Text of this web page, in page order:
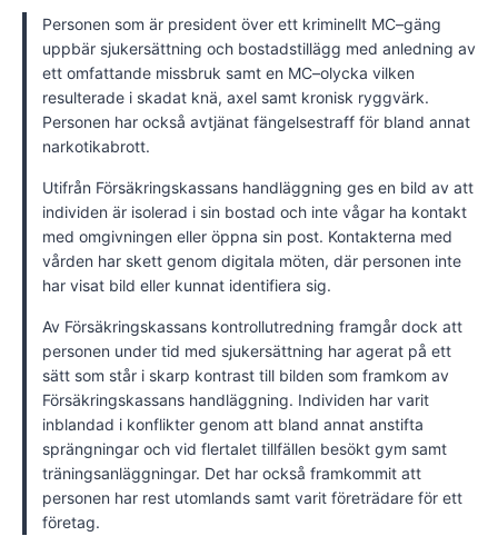
Personen som är president över ett kriminellt MC–gäng
uppbär sjukersättning och bostadstillägg med anledning av
ett omfattande missbruk samt en MC–olycka vilken
resulterade i skadat knä, axel samt kronisk ryggvärk.
Personen har också avtjänat fängelsestraff för bland annat
narkotikabrott.
Utifrån Försäkringskassans handläggning ges en bild av att
individen är isolerad i sin bostad och inte vågar ha kontakt
med omgivningen eller öppna sin post. Kontakterna med
vården har skett genom digitala möten, där personen inte
har visat bild eller kunnat identifiera sig.
Av Försäkringskassans kontrollutredning framgår dock att
personen under tid med sjukersättning har agerat på ett
sätt som står i skarp kontrast till bilden som framkom av
Försäkringskassans handläggning. Individen har varit
inblandad i konflikter genom att bland annat anstifta
sprängningar och vid flertalet tillfällen besökt gym samt
träningsanläggningar. Det har också framkommit att
personen har rest utomlands samt varit företrädare för ett
företag.